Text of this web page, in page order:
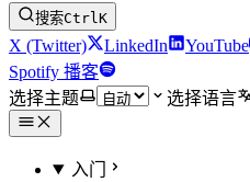
搜索CtrlK
X (Twitter) LinkedIn YouTube
Spotify 播客
选择主题
选择语言
入门